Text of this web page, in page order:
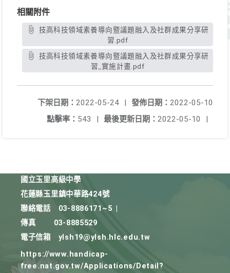
相關附件
習.pdf
習_實施計畫.pdf
發佈日期： 2022-05-10
下架日期： 2022-05-24
|
最後更新日期： 2022-05-10 |
點擊率： 543 |
國立玉里高級中學
花蓮縣玉里鎮中華路424號
聯絡電話
03-8886171~5
傳真
03-8885529
電子信箱
ylsh19@ylsh.hlc.edu.tw
https://www.handicap-
free.nat.gov.tw/Applications/Detail?